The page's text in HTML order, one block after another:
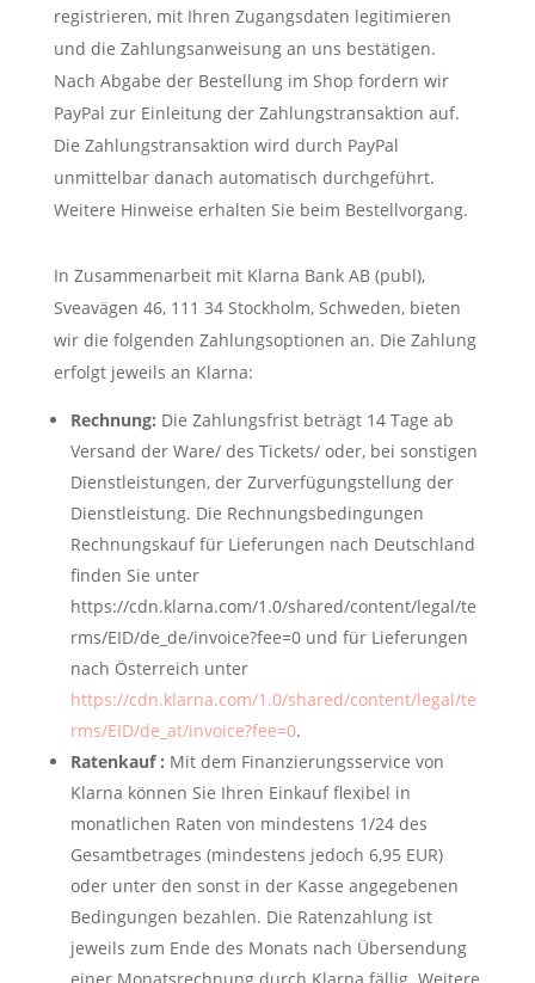
registrieren, mit Ihren Zugangsdaten legitimieren
und die Zahlungsanweisung an uns bestätigen.
Nach Abgabe der Bestellung im Shop fordern wir
PayPal zur Einleitung der Zahlungstransaktion auf.
Die Zahlungstransaktion wird durch PayPal
unmittelbar danach automatisch durchgeführt.
Weitere Hinweise erhalten Sie beim Bestellvorgang.
In Zusammenarbeit mit Klarna Bank AB (publ),
Sveavägen 46, 111 34 Stockholm, Schweden, bieten
wir die folgenden Zahlungsoptionen an. Die Zahlung
erfolgt jeweils an Klarna:
Rechnung: Die Zahlungsfrist beträgt 14 Tage ab
Versand der Ware/ des Tickets/ oder, bei sonstigen
Dienstleistungen, der Zurverfügungstellung der
Dienstleistung. Die Rechnungsbedingungen
Rechnungskauf für Lieferungen nach Deutschland
finden Sie unter
https://cdn.klarna.com/1.0/shared/content/legal/te
rms/EID/de_de/invoice?fee=0 und für Lieferungen
nach Österreich unter
https://cdn.klarna.com/1.0/shared/content/legal/te
rms/EID/de_at/invoice?fee=0.
Ratenkauf : Mit dem Finanzierungsservice von
Klarna können Sie Ihren Einkauf flexibel in
monatlichen Raten von mindestens 1/24 des
Gesamtbetrages (mindestens jedoch 6,95 EUR)
oder unter den sonst in der Kasse angegebenen
Bedingungen bezahlen. Die Ratenzahlung ist
jeweils zum Ende des Monats nach Übersendung
einer Monatsrechnung durch Klarna fällig. Weitere